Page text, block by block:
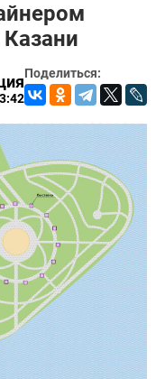
Поделиться: